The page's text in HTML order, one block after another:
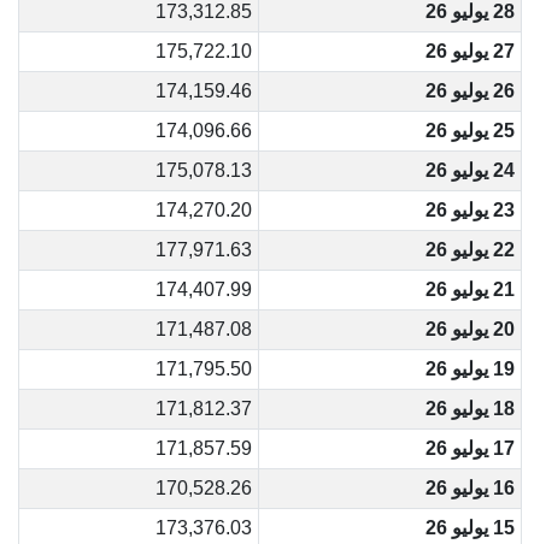
28 يوليو 26
173,312.85
27 يوليو 26
175,722.10
26 يوليو 26
174,159.46
25 يوليو 26
174,096.66
24 يوليو 26
175,078.13
23 يوليو 26
174,270.20
22 يوليو 26
177,971.63
21 يوليو 26
174,407.99
20 يوليو 26
171,487.08
19 يوليو 26
171,795.50
18 يوليو 26
171,812.37
17 يوليو 26
171,857.59
16 يوليو 26
170,528.26
15 يوليو 26
173,376.03